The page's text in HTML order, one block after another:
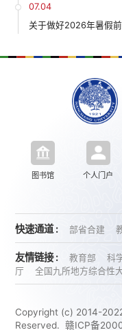
07.04
关于做好2026年暑假
图书馆 个人门户
快速通道 : 部省合建
友情链接 : 教育部 科
厅
全国九所地方综合性
Copyright (c) 2014-
Reserved. 赣ICP备